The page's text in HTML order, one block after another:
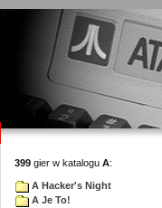
399 gier w katalogu A:
A Hacker's Night
A Je To!